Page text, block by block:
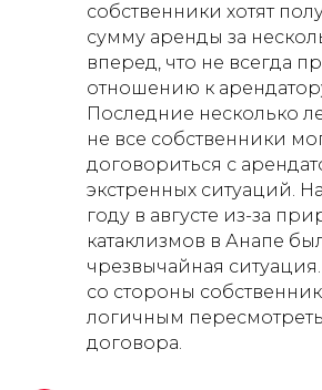
собственники хотят
сумму аренды за
вперед, что не всегда
отношению к
Последние несколько
не все собственники
договориться с
экстренных ситуаций.
году в августе из-за
катаклизмов в Анапе
чрезвычайная
со стороны
логичным
договора.